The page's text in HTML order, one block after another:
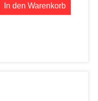
In den Warenkorb